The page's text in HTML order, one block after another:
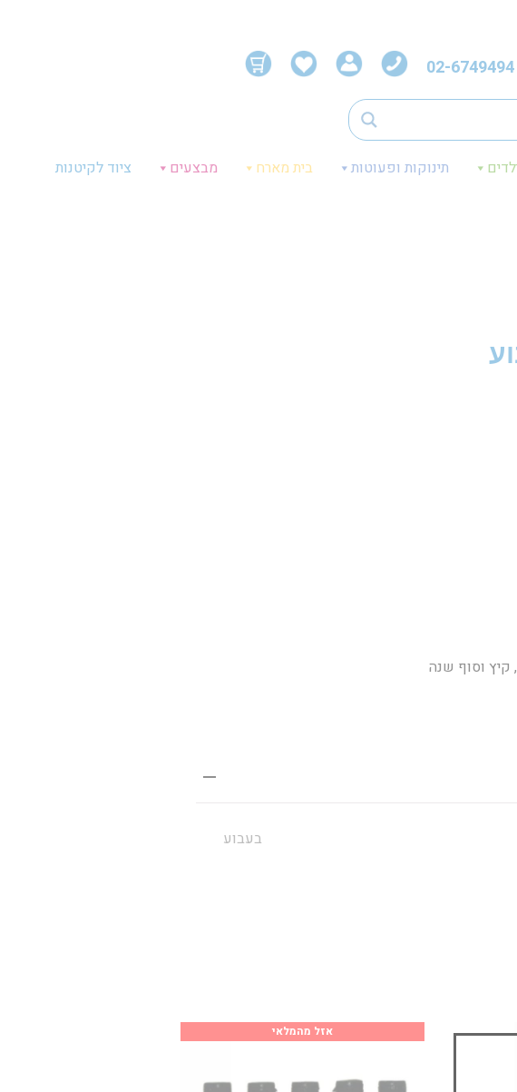
02-6749494
תינוקות ופעוטות בית מארח מבצעים
ציוד לקיטנות
, קיץ וסוף שנה
בעבוע
אזל מהמלאי